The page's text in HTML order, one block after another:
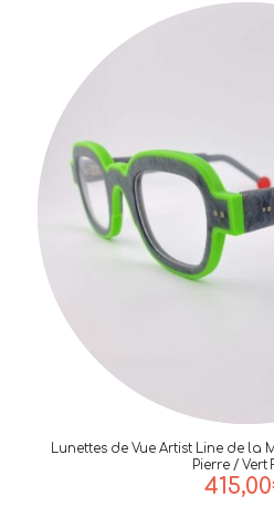
Lunettes de Vue Artist Line de la
Pierre / Vert
415,00